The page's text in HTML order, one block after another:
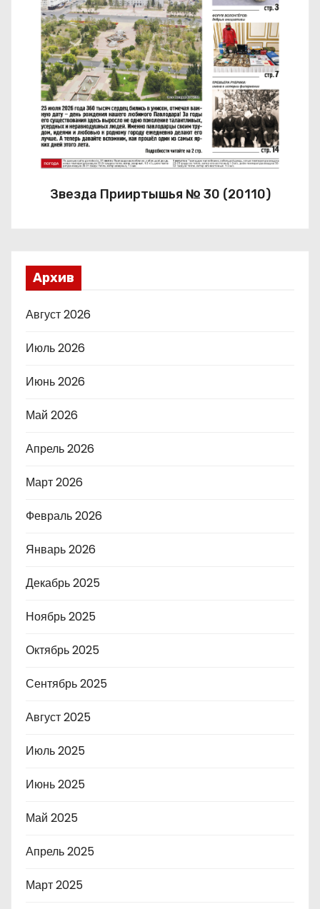
Звезда Прииртышья № 30 (20110)
Архив
Август 2026
Июль 2026
Июнь 2026
Май 2026
Апрель 2026
Март 2026
Февраль 2026
Январь 2026
Декабрь 2025
Ноябрь 2025
Октябрь 2025
Сентябрь 2025
Август 2025
Июль 2025
Июнь 2025
Май 2025
Апрель 2025
Март 2025